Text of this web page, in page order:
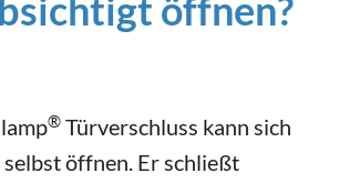
öffnen?
® Türverschluss kann sich
selbst öffnen. Er schließt